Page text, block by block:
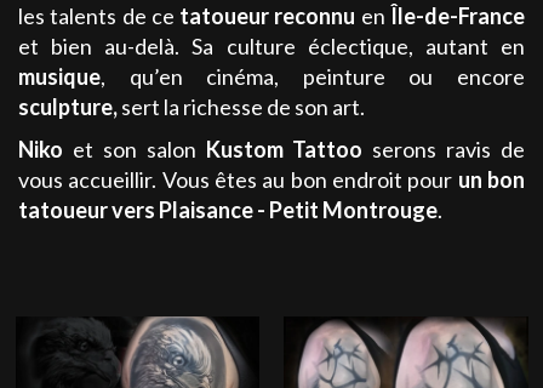
les talents de ce tatoueur reconnu en Île-de-France
et bien au-delà. Sa culture éclectique, autant en
musique, qu’en cinéma, peinture ou encore
sculpture,sert la richesse de son art.
Niko et son salon Kustom Tattoo serons ravis de
vous accueillir. Vous êtes au bon endroit pour un bon
tatoueurvers Plaisance - Petit Montrouge.